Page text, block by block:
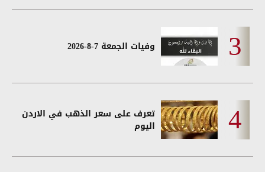
وفيات الجمعة 7-8-2026
تعرف على سعر الذهب في الاردن
اليوم